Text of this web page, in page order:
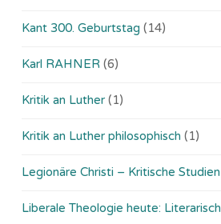
Kant 300. Geburtstag (14)
Karl RAHNER (6)
Kritik an Luther (1)
Kritik an Luther philosophisch (1)
Legionäre Christi – Kritische Studien
Liberale Theologie heute: